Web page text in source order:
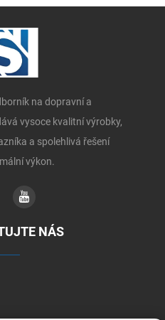
na dopravní a
vysoce kvalitní výrobky,
a spolehlivá řešení
výkon.
NÁS